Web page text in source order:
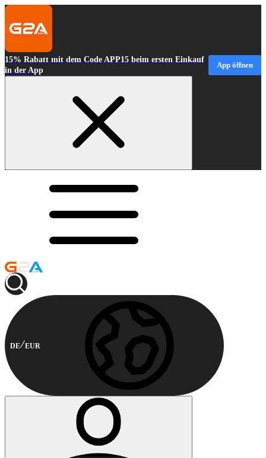
15% Rabatt mit dem Code APP15 beim ersten Einkauf
in der App
App öffnen
DE EUR